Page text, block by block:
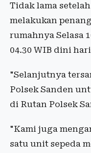
Tidak lama
melakukan
rumahnya Selasa
04.30 WIB dini
"Selanjutnya
Polsek Sanden
di Rutan Polsek
"Kami juga
satu unit sepeda